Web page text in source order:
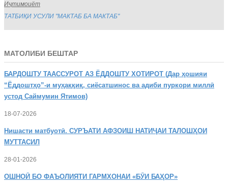
Иҷтимоиёт
ТАТБИҚИ УСУЛИ "МАКТАБ БА МАКТАБ"
МАТОЛИБИ БЕШТАР
БАРДОШТУ ТААССУРОТ АЗ ЁДДОШТУ ХОТИРОТ (Дар ҳошияи
“Ёддоштҳо”-и муҳаққиқ, сиёсатшинос ва адиби пуркори миллӣ
устод Саймумин Ятимов)
18-07-2026
Нишасти матбуотӣ. СУРЪАТИ АФЗОИШ НАТИҶАИ ТАЛОШҲОИ
МУТТАСИЛ
28-01-2026
ОШНОӢ БО ФАЪОЛИЯТИ ГАРМХОНАИ «БӮИ БАҲОР»